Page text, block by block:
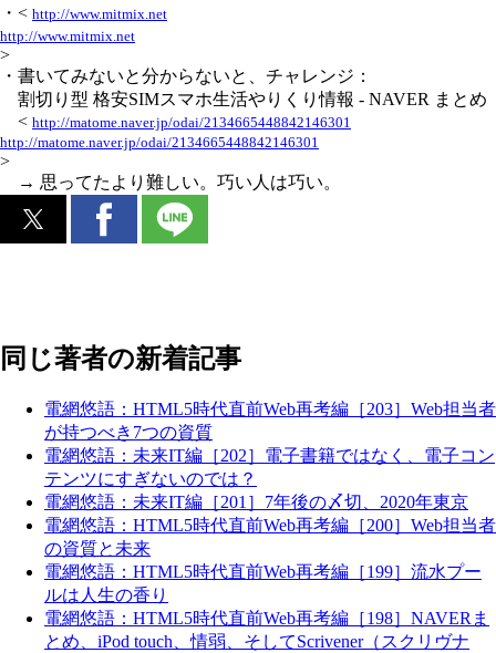
・< http://www.mitmix.net
http://www.mitmix.net
>
・書いてみないと分からないと、チャレンジ：
割切り型 格安SIMスマホ生活やりくり情報 - NAVER まとめ
< http://matome.naver.jp/odai/2134665448842146301
http://matome.naver.jp/odai/2134665448842146301
>
→ 思ってたより難しい。巧い人は巧い。
同じ著者の新着記事
電網悠語：HTML5時代直前Web再考編［203］Web担当者
が持つべき7つの資質
電網悠語：未来IT編［202］電子書籍ではなく、電子コン
テンツにすぎないのでは？
電網悠語：未来IT編［201］7年後の〆切、2020年東京
電網悠語：HTML5時代直前Web再考編［200］Web担当者
の資質と未来
電網悠語：HTML5時代直前Web再考編［199］流水プー
ルは人生の香り
電網悠語：HTML5時代直前Web再考編［198］NAVERま
とめ、iPod touch、情弱、そしてScrivener（スクリヴナ